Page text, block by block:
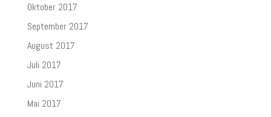
Oktober 2017
September 2017
August 2017
Juli 2017
Juni 2017
Mai 2017